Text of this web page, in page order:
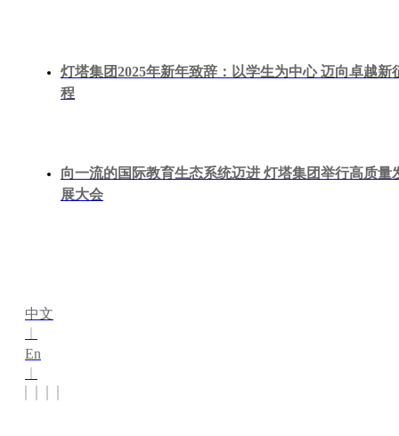
灯塔集团2025年新年致辞：以学生为中心 迈向卓越新
程
向一流的国际教育生态系统迈进 灯塔集团举行高质量
展大会
中文
En